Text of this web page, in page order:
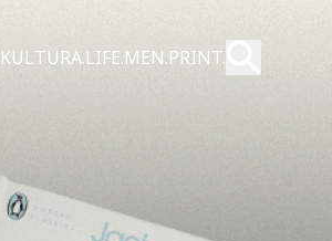
KULTURA.LIFE.MEN.PRINT. Pretraži